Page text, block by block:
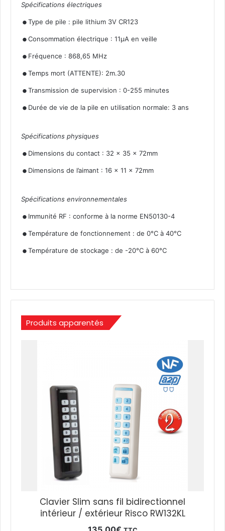
Spécifications électriques
.Type de pile : pile lithium 3V CR123
.Consommation électrique : 11µA en veille
. Fréquence : 868,65 MHz
.Temps mort (ATTENTE): 2m.30
.Transmission de supervision : 0-255 minutes
. Durée de vie de la pile en utilisation normale: 3 ans
Spécifications physiques
.Dimensions du contact : 32 x 35 x 72mm
. Dimensions de l’aimant : 16 x 11 x 72mm
Spécifications environnementales
.Immunité RF : conforme à la norme EN50130-4
.Température de fonctionnement : de 0°C à 40°C
.Température de stockage : de -20°C à 60°C
Produits apparentés
Clavier Slim sans fil bidirectionnel
intérieur / extérieur Risco RW132KL